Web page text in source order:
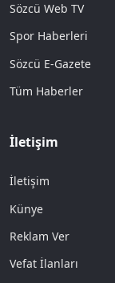
Sözcü Web TV
Spor Haberleri
Sözcü E-Gazete
Tüm Haberler
İletişim
İletişim
Künye
Reklam Ver
Vefat İlanları